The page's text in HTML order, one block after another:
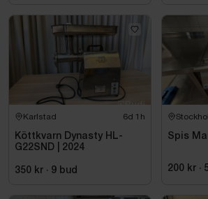
Karlstad 6d 1h
Köttkvarn Dynasty HL-
G22SND | 2024
350 kr · 9 bud
Spis
200 kr ·